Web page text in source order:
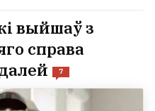
выйшаў з
справа
7